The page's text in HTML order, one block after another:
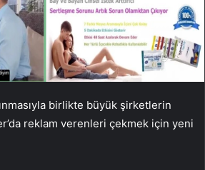
birlikte büyük şirketlerin
reklam verenleri çekmek için yeni